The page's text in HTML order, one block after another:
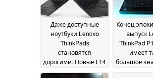
Даже доступные
ноутбуки Lenovo
ThinkPads
становятся
дорогими: Новые L14
13 May 2026
Конец
выпуск
ThinkPad
имеет
большое